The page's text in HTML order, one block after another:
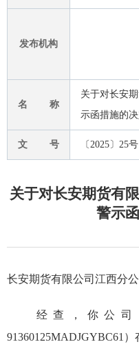
发布机构
名 称
关于对长安
示函措施的
文 号 〔2025〕25号
关于对长安期货有
警示
长安期货有限公司江西分公
经查， 你公司
91360125MADJGYBC61）